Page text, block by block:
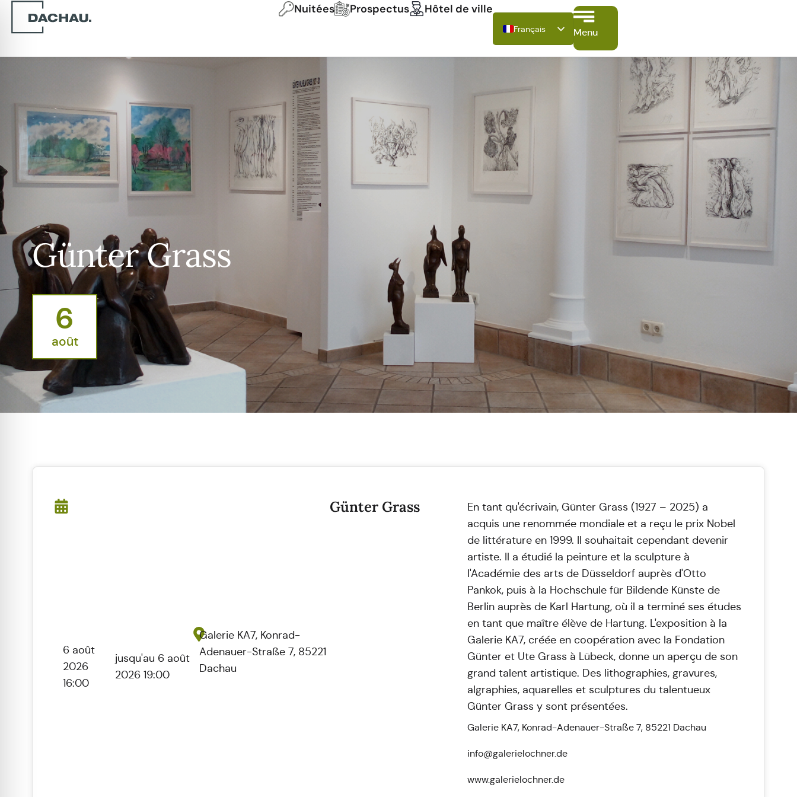
Nuitées Prospectus Hôtel de ville
Français
Deutsch
Italiano
Español
Polski
Menu
Günter Grass
6
août
6 août
2026
16:00
jusqu'au 6 août
2026 19:00
Galerie KA7, Konrad-
Adenauer-Straße 7, 85221
Dachau
Günter Grass
En tant qu'écrivain, Günter Grass (1927 – 2025) a
acquis une renommée mondiale et a reçu le prix Nobel
de littérature en 1999. Il souhaitait cependant devenir
artiste. Il a étudié la peinture et la sculpture à
l'Académie des arts de Düsseldorf auprès d'Otto
Pankok, puis à la Hochschule für Bildende Künste de
Berlin auprès de Karl Hartung, où il a terminé ses études
en tant que maître élève de Hartung. L'exposition à la
Galerie KA7, créée en coopération avec la Fondation
Günter et Ute Grass à Lübeck, donne un aperçu de son
grand talent artistique. Des lithographies, gravures,
algraphies, aquarelles et sculptures du talentueux
Günter Grass y sont présentées.
Galerie KA7, Konrad-Adenauer-Straße 7, 85221 Dachau
info@galerielochner.de
www.galerielochner.de